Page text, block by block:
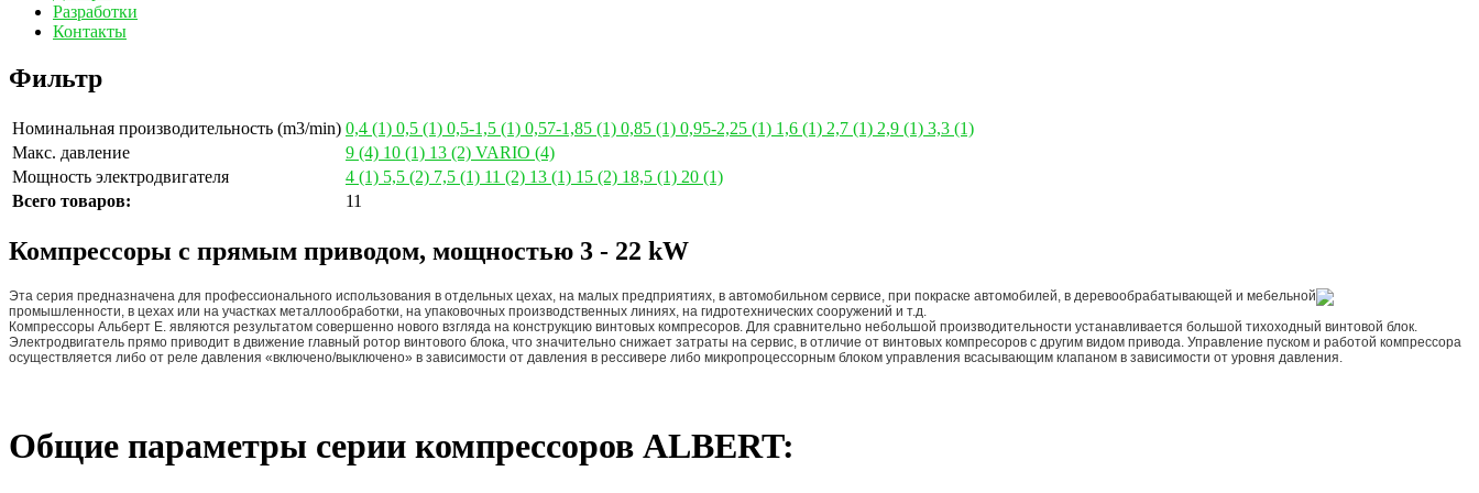
Разработки
Контакты
Фильтр
Номинальная производительность (m3/min) 0,4 (1) 0,5 (1) 0,5-1,5 (1) 0,57-1,85 (1) 0,85 (1) 0,95-2,25 (1) 1,6 (1) 2,7 (1) 2,9 (1) 3,3 (1)
Макс. давление
9 (4) 10 (1) 13 (2) VARIO (4)
Мощность электродвигателя
4 (1) 5,5 (2) 7,5 (1) 11 (2) 13 (1) 15 (2) 18,5 (1) 20 (1)
Всего товаров:
11
Компрессоры с прямым приводом, мощностью 3 - 22 kW
Эта серия предназначена для профессионального использования в отдельных цехах, на малых предприятиях, в автомобильном сервисе, при покраске автомобилей, в деревообрабатывающей и мебельной
промышленности, в цехах или на участках металлообработки, на упаковочных производственных линиях, на гидротехнических сооружений и т.д.
Компрессоры Альберт E. являются результатом совершенно нового взгляда на конструкцию винтовых компресоров. Для сравнительно небольшой производительности устанавливается большой тихоходный винтовой блок.
Электродвигатель прямо приводит в движение главный ротор винтового блока, что значительно снижает затраты на сервис, в отличие от винтовых компресоров с другим видом привода. Управление пуском и работой компрессора
осуществляется либо от реле давления «включено/выключено» в зависимости от давления в рессивере либо микропроцессорным блоком управления всасывающим клапаном в зависимости от уровня давления.
Общие параметры серии компрессоров ALBERT: